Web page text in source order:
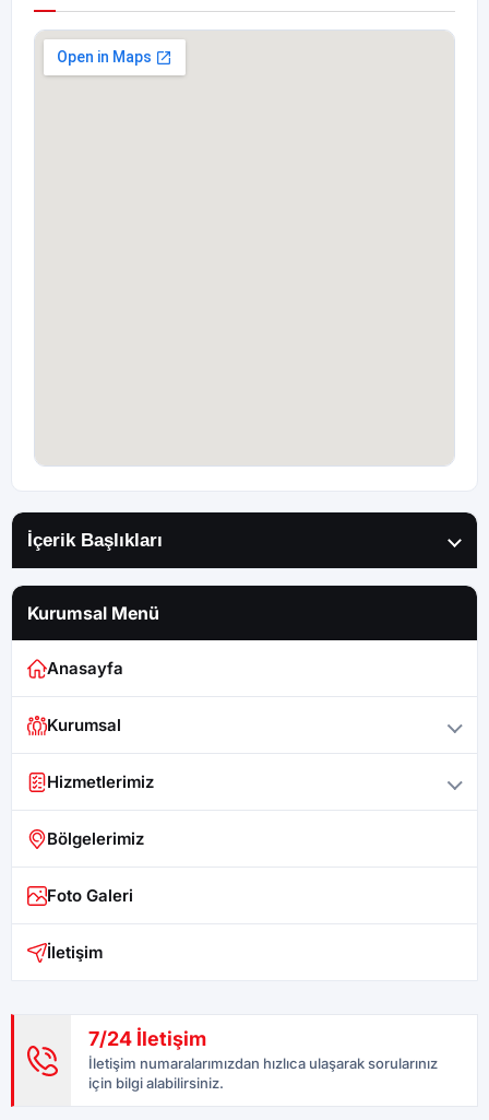
İçerik Başlıkları
Kurumsal Menü
Anasayfa
Kurumsal
Hizmetlerimiz
Bölgelerimiz
Foto Galeri
İletişim
7/24 İletişim
İletişim numaralarımızdan hızlıca ulaşarak sorularınız
için bilgi alabilirsiniz.